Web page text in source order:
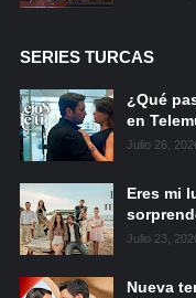
SERIES TURCAS
¿Qué
en
Julio 26,
Eres mi
Julio 23,
Nueva